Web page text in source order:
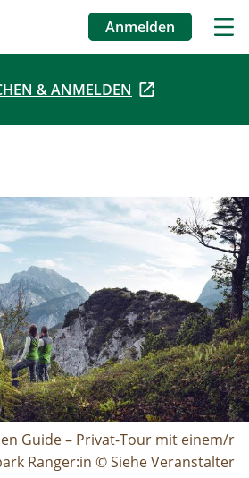
Direkt
Benutzermenü
Anmelden
& ANMELDEN
Guide – Privat-Tour mit einem/r
Ranger:in © Siehe Veranstalter